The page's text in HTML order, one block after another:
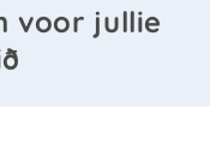
voor jullie